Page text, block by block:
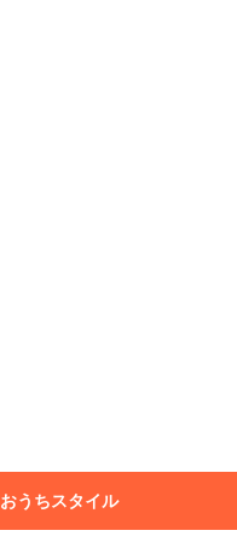
おうちスタイル